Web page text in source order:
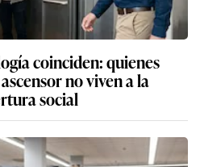
coinciden: quienes
no viven a la
social